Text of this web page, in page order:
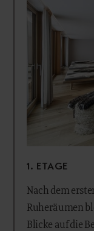
1. ETAGE
Nach dem
Ruheräumen
Blicke auf die